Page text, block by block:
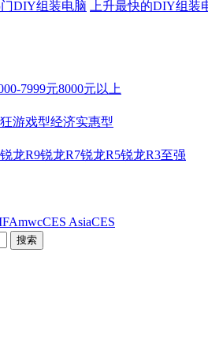
DIY组装电脑 上升最快的DIY组装
7999元8000元以上
游戏型经济实惠型
锐龙R9锐龙R7锐龙R5锐龙R3至强
mwcCES AsiaCES